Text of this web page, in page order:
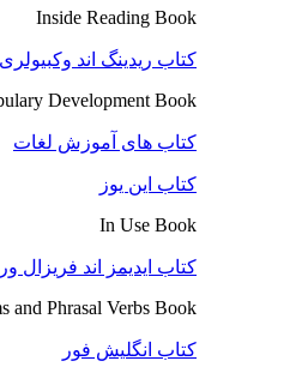
Inside Reading Book
کتاب ریدینگ اند
Development Book
کتاب های آموزش لغات
کتاب این یوز
In Use Book
کتاب ایدیمز اند فریزال
and Phrasal Verbs Book
کتاب انگلیش فور